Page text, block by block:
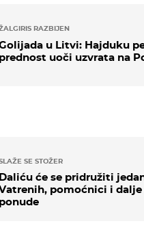
RAZBIJEN
u Litvi: Hajduku
prednost uoči uzvrata na
SE STOŽER
Daliću će se pridružiti
pomoćnici i
ponude